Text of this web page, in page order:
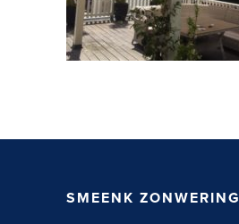
SMEENK ZONWERING